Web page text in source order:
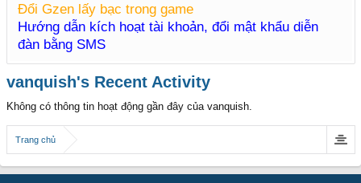
Đổi Gzen lấy bạc trong game
Hướng dẫn kích hoạt tài khoản, đổi mật khẩu diễn
đàn bằng SMS
vanquish's Recent Activity
Không có thông tin hoạt động gần đây của vanquish.
Trang chủ